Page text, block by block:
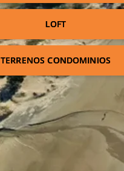
LOFT
TERRENOS CONDOMINIOS